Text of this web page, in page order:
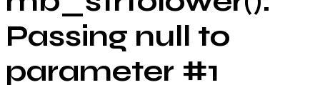
Passing null to
parameter #1